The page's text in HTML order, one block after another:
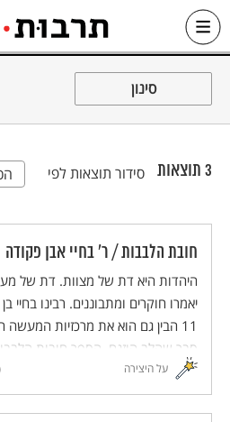
Skip
כל האתר
סינון
3 תוצאות סידור תוצאות לפי
חובת הלבבות / ר' בחיי אבן פקודה
היהדות היא דת של מצוות. דת של
יאמרו חוקרים ומתבוננים. רבינו בחיי
11 הבין גם הוא את מרכזיות המעשה
סבר שהלב הוזנח. הספר חובות
להשיב ליהדות את מה שלדעת רבינו
חלק ממנה - הלב.
על היצירה